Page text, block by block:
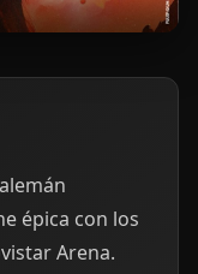
épica con los
Arena.